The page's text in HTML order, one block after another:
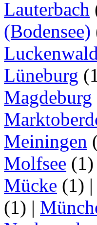
Lauterbach
(Bodensee)
Lüneburg
Magdeburg
Meiningen
Molfsee (1)
Mücke (1) |
(1) |